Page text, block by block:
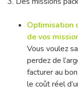
Optimisation
de vos
Vous voulez
perdez de
facturer au
le coût réel